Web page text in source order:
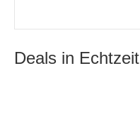
Deals in Echtzeit